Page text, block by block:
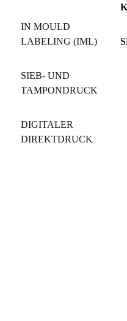
IN MOULD
LABELING (IML)
SIEB- UND
TAMPONDRUCK
DIGITALER
DIREKTDRUCK